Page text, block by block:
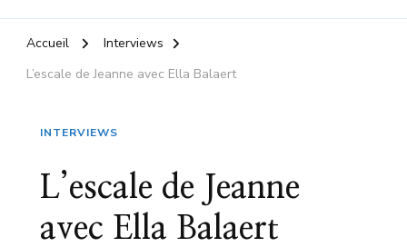
Accueil
Interviews
L’escale de Jeanne avec Ella Balaert
INTERVIEWS
L’escale de Jeanne
avec Ella Balaert